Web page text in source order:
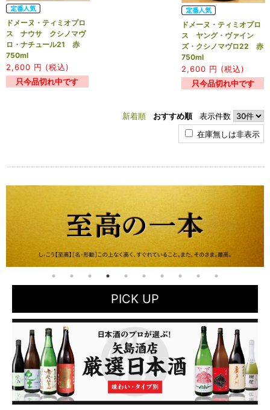
ドメーヌ・ティミオプロ
ス ナウサ クシノマヴ
ロ・ナチュール21 赤
750ml
2,600 円 (税込)
只今品切れ中です
ドメーヌ・ティミオプロ
ス ヤング・ヴァイン
ズ・クシノマヴロ22 赤
750ml
2,600 円 (税込)
只今品切れ中です
新着順 おすすめ順表示件数
在庫無しは非表示
PICK UP